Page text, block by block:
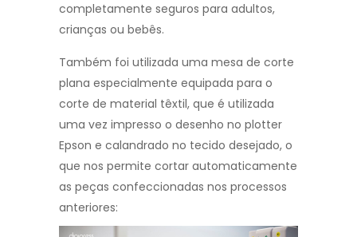
completamente seguros para adultos,
crianças ou bebês.
Também foi utilizada uma mesa de corte
plana especialmente equipada para o
corte de material têxtil, que é utilizada
uma vez impresso o desenho no plotter
Epson e calandrado no tecido desejado, o
que nos permite cortar automaticamente
as peças confeccionadas nos processos
anteriores: